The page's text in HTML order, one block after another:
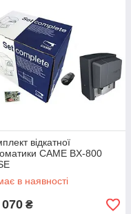
відкатної
CAME BX-800
в наявності
₴